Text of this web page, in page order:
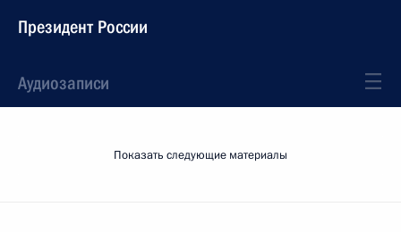
Президент России
Аудиозаписи
Показать следующие материалы